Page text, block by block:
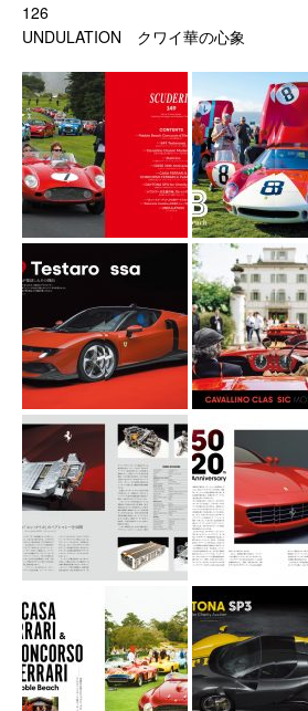
126
UNDULATION クワイ華の心象